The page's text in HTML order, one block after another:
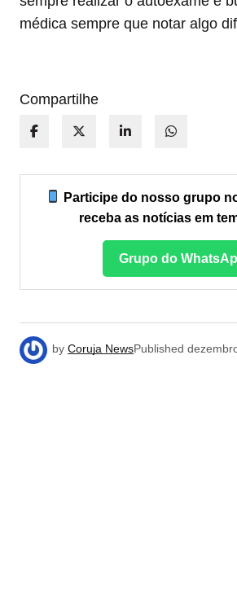
médica sempre que notar algo
Compartilhe
Participe do nosso grupo
receba as notícias em
Grupo do
by Coruja NewsPublished